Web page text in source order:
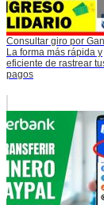
Consultar giro por
La forma más rápida y
eficiente de rastrear
pagos